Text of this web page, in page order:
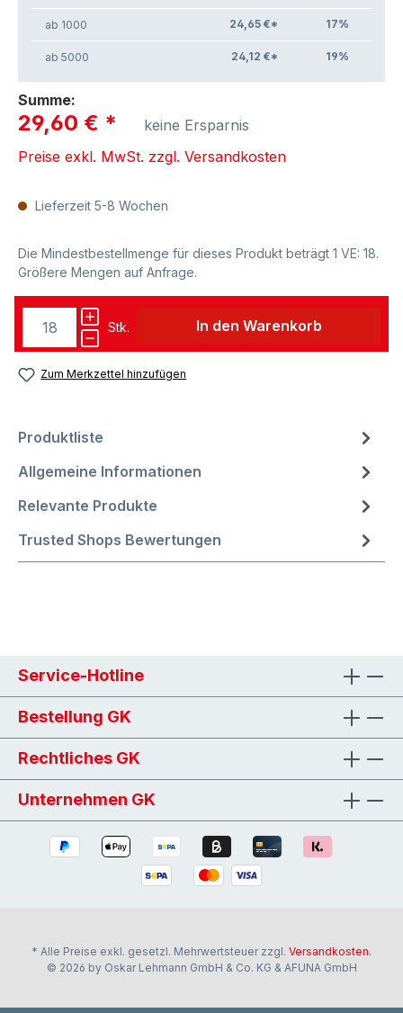
ab 1000 24,65 €* 17%
ab 5000 24,12 €* 19%
Summe:
29,60 € *
keine Ersparnis
Preise exkl. MwSt. zzgl. Versandkosten
Lieferzeit 5-8 Wochen
Die Mindestbestellmenge für dieses Produkt beträgt 1 VE: 18.
Größere Mengen auf Anfrage.
Stk. In den Warenkorb
Zum Merkzettel hinzufügen
Produktliste
Allgemeine Informationen
Relevante Produkte
Trusted Shops Bewertungen
Service-Hotline
Bestellung GK
Rechtliches GK
Unternehmen GK
* Alle Preise exkl. gesetzl. Mehrwertsteuer zzgl. Versandkosten.
© 2026 by Oskar Lehmann GmbH & Co. KG & AFUNA GmbH